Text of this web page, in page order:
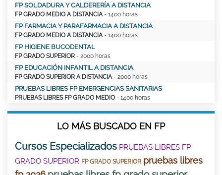
FP SOLDADURA Y CALDERERÍA A DISTANCIA
FP GRADO MEDIO A DISTANCIA - 1400 horas
FP FARMACIA Y PARAFARMACIA A DISTANCIA
FP GRADO MEDIO A DISTANCIA - 1400 horas
FP HIGIENE BUCODENTAL
FP GRADO SUPERIOR - 2000 horas
FP EDUCACIÓN INFANTIL A DISTANCIA
FP GRADO SUPERIOR A DISTANCIA - 2000 horas
PRUEBAS LIBRES FP EMERGENCIAS SANITARIAS
PRUEBAS LIBRES FP GRADO MEDIO - 1400 horas
LO MÁS BUSCADO EN FP
Cursos Especializados PRUEBAS LIBRES FP
GRADO SUPERIOR FP GRADO SUPERIOR pruebas libres